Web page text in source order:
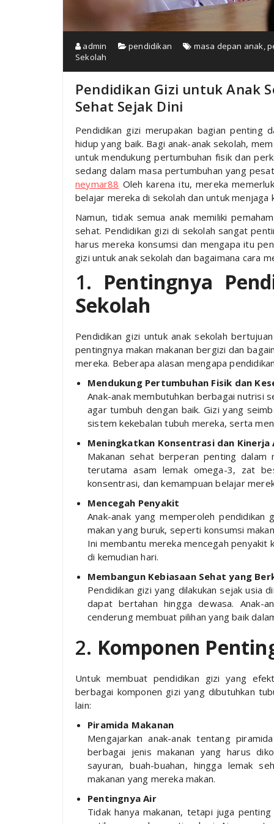
admin pendidikan masa depan anak,
Sekolah
Pendidikan Gizi untuk Anak
Sehat Sejak Dini
Pendidikan gizi merupakan bagian penting
hidup yang baik. Bagi anak-anak sekolah,
untuk mendukung pertumbuhan fisik dan
sedang dalam masa pertumbuhan yang
neymar88 Oleh karena itu, mereka
belajar mereka di sekolah dan untuk
Namun, tidak semua anak memiliki
sehat. Pendidikan gizi di sekolah sangat
harus mereka konsumsi dan mengapa itu
gizi untuk anak sekolah dan bagaimana cara
1. Pentingnya
Sekolah
Pendidikan gizi untuk anak sekolah
pentingnya makan makanan bergizi dan
mereka. Beberapa alasan mengapa
Mendukung Pertumbuhan Fisik dan
Anak-anak membutuhkan berbagai nutrisi
agar tumbuh dengan baik. Gizi yang
sistem kekebalan tubuh mereka, serta
Meningkatkan Konsentrasi dan Kinerja
Makanan sehat berperan penting dalam
terutama asam lemak omega-3, zat
konsentrasi, dan kemampuan belajar
Mencegah Penyakit
Anak-anak yang memperoleh pendidikan
makan yang buruk, seperti konsumsi
Ini membantu mereka mencegah
di kemudian hari.
Membangun Kebiasaan Sehat yang
Pendidikan gizi yang dilakukan sejak usia
dapat bertahan hingga dewasa. Anak-
cenderung membuat pilihan yang baik
2. Komponen
Untuk membuat pendidikan gizi yang
berbagai komponen gizi yang dibutuhkan
lain:
Piramida Makanan
Mengajarkan anak-anak tentang
berbagai jenis makanan yang harus
sayuran, buah-buahan, hingga lemak
makanan yang mereka makan.
Pentingnya Air
Tidak hanya makanan, tetapi juga